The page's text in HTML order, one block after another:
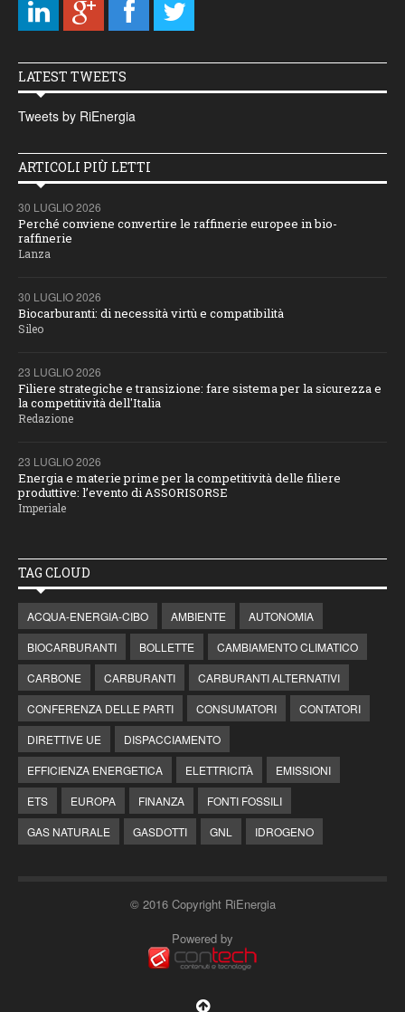
LATEST TWEETS
Tweets by RiEnergia
ARTICOLI PIÙ LETTI
30 LUGLIO 2026
Perché conviene convertire le raffinerie europee in bio-
raffinerie
Lanza
30 LUGLIO 2026
Biocarburanti: di necessità virtù e compatibilità
Sileo
23 LUGLIO 2026
Filiere strategiche e transizione: fare sistema per la sicurezza e
la competitività dell'Italia
Redazione
23 LUGLIO 2026
Energia e materie prime per la competitività delle filiere
produttive: l’evento di ASSORISORSE
Imperiale
TAG CLOUD
ACQUA-ENERGIA-CIBO AMBIENTE
AUTONOMIA
BIOCARBURANTI
BOLLETTE
CAMBIAMENTO CLIMATICO
CARBONE
CARBURANTI
CARBURANTI ALTERNATIVI
CONFERENZA DELLE PARTI
CONSUMATORI
CONTATORI
DIRETTIVE UE
DISPACCIAMENTO
EFFICIENZA ENERGETICA
ELETTRICITÀ
EMISSIONI
ETS
EUROPA FINANZA
FONTI FOSSILI
GAS NATURALE
GASDOTTI GNL IDROGENO
© 2016 Copyright RiEnergia
Powered by